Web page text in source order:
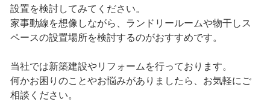
設置を検討してみてください。
家事動線を想像しながら、ランドリールームや物干しス
ペースの設置場所を検討するのがおすすめです。
当社では新築建設やリフォームを行っております。
何かお困りのことやお悩みがありましたら、お気軽にご
相談ください。